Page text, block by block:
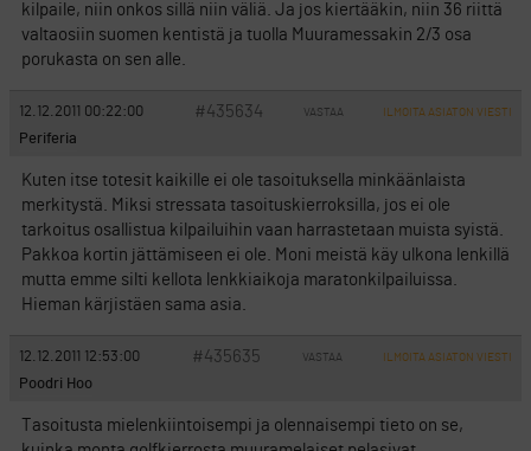
kilpaile, niin onkos sillä niin väliä. Ja jos kiertääkin, niin 36 riittä
valtaosiin suomen kentistä ja tuolla Muuramessakin 2/3 osa
porukasta on sen alle.
12.12.2011 00:22:00 #435634 VASTAA ILMOITA ASIATON VIESTI
Periferia
Kuten itse totesit kaikille ei ole tasoituksella minkäänlaista
merkitystä. Miksi stressata tasoituskierroksilla, jos ei ole
tarkoitus osallistua kilpailuihin vaan harrastetaan muista syistä.
Pakkoa kortin jättämiseen ei ole. Moni meistä käy ulkona lenkillä
mutta emme silti kellota lenkkiaikoja maratonkilpailuissa.
Hieman kärjistäen sama asia.
12.12.2011 12:53:00 #435635 VASTAA ILMOITA ASIATON VIESTI
Poodri Hoo
Tasoitusta mielenkiintoisempi ja olennaisempi tieto on se,